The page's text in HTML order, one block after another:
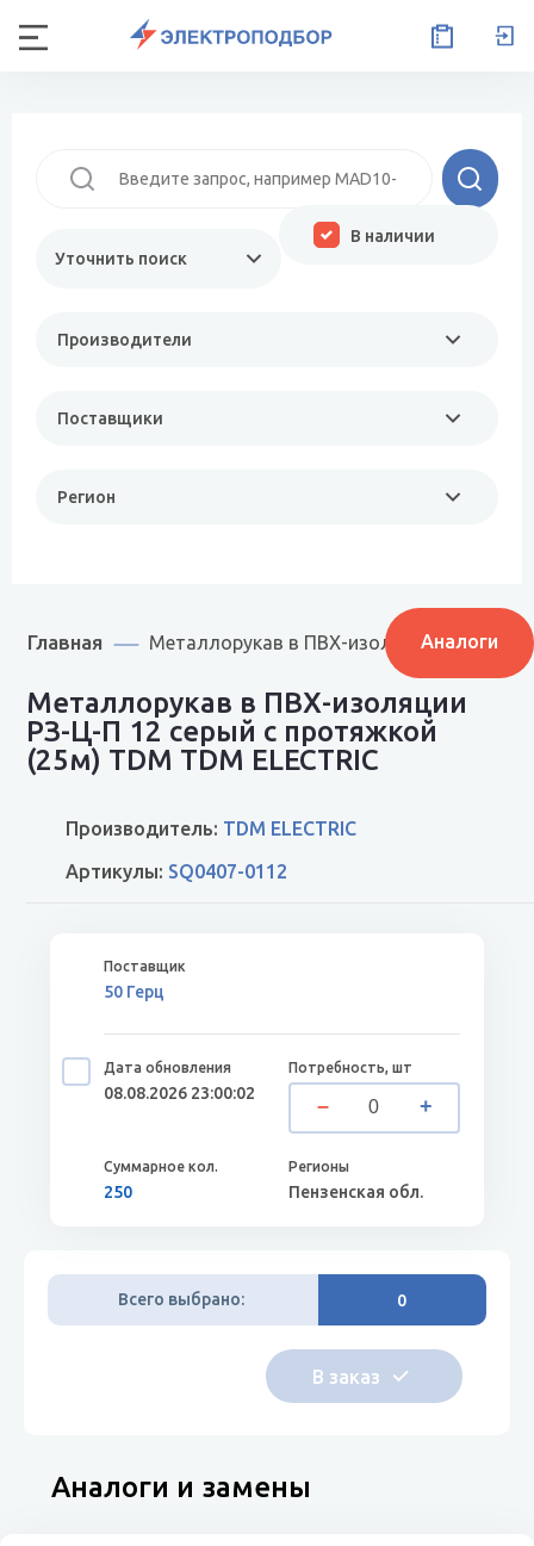
Уточнить поиск
Производители
Поставщики
Регион
В наличии
Главная Металлорукав в ПВХ-изоляции РЗ-Ц-П
Аналоги
Металлорукав в ПВХ-изоляции
РЗ-Ц-П 12 серый с протяжкой
(25м) TDM TDM ELECTRIC
Производитель: TDM ELECTRIC
Артикулы: SQ0407-0112
50 Герц
08.08.2026 23:00:02
250 Пензенская обл.
Всего выбрано: 0
Аналоги и замены